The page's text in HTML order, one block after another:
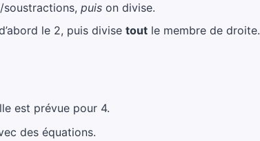
puis on divise.
le 2, puis divise tout le membre de droite.
est prévue pour 4.
des équations.